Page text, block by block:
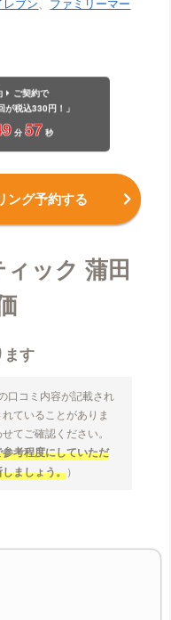
ご契約で
が税込330円！」
分 56 秒
ング予約する
ィック 蒲田
ます
口コミ内容が記載され
ていることがありま
てご確認ください。
考程度にしていただ
ましょう。）